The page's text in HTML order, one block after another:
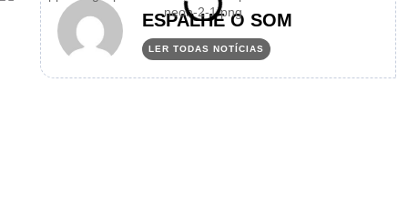
ESPALHE O SOM
LER TODAS NOTÍCIAS